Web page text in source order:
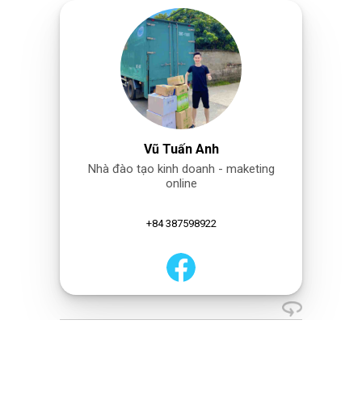
Vũ Tuấn Anh
Nhà đào tạo kinh doanh - maketing
online
+84 387598922